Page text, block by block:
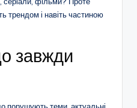
трендом і навіть частиною
завжди